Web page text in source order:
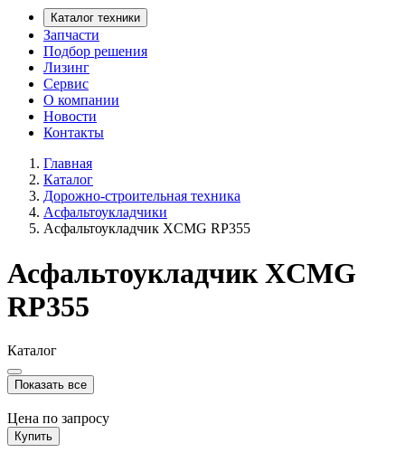
Каталог техники
Запчасти
Подбор решения
Лизинг
Сервис
О компании
Новости
Контакты
Главная
Каталог
Дорожно-строительная техника
Асфальтоукладчики
Асфальтоукладчик XCMG RP355
Асфальтоукладчик XCMG
RP355
Каталог
Показать все
Цена по запросу
Купить